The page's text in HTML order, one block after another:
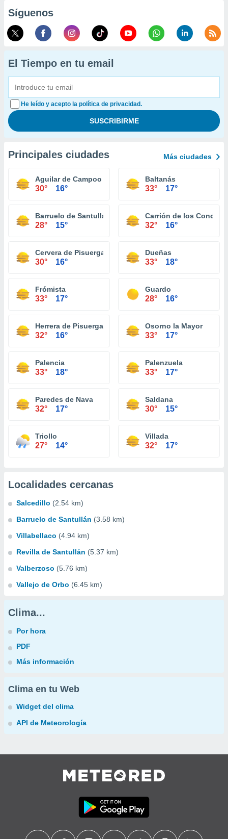
Síguenos
El Tiempo en tu email
He leído y acepto la política de privacidad.
Principales ciudades Más ciudades
Aguilar de Campoo
30° 16°
Baltanás
33° 17°
Barruelo de Santullán
28° 15°
Carrión de los Condes
32° 16°
Cervera de Pisuerga
30° 16°
Dueñas
33° 18°
Frómista
33° 17°
Guardo
28° 16°
Herrera de Pisuerga
32° 16°
Osorno la Mayor
33° 17°
Palencia
33° 18°
Palenzuela
33° 17°
Paredes de Nava
32° 17°
Saldana
30° 15°
Triollo
27° 14°
Villada
32° 17°
Localidades cercanas
Salcedillo (2.54 km)
Barruelo de Santullán (3.58 km)
Villabellaco (4.94 km)
Revilla de Santullán (5.37 km)
Valberzoso (5.76 km)
Vallejo de Orbo (6.45 km)
Clima...
Por hora
PDF
Más información
Clima en tu Web
Widget del clima
API de Meteorología